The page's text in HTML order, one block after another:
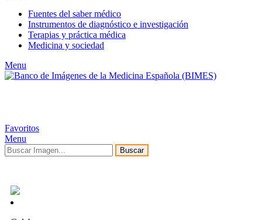
Fuentes del saber médico
Instrumentos de diagnóstico e investigación
Terapias y práctica médica
Medicina y sociedad
Menu
Favoritos
Menu
Buscar